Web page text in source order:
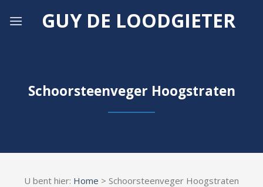
GUY DE LOODGIETER
Schoorsteenveger Hoogstraten
U bent hier: Home > Schoorsteenveger Hoogstraten